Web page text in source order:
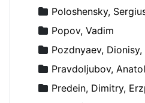
Poloshensky,
Popov, Vadim
Pozdnyaev,
Pravdoljubov,
Predein, Dimitry,